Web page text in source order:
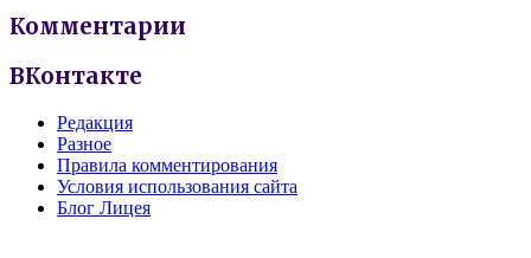
Комментарии
ВКонтакте
Редакция
Разное
Правила комментирования
Условия использования сайта
Блог Лицея